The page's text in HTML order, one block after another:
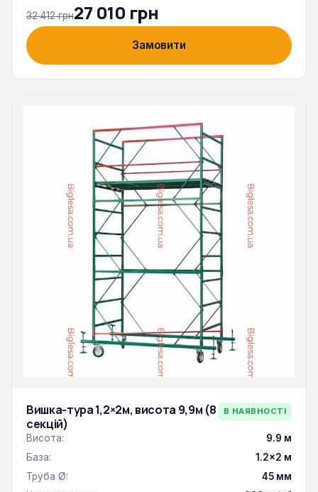
32 412 грн27 010 грн
Замовити
Вишка-тура 1,2×2м, висота 9,9м (8
секцій)
В НАЯВНОСТІ
Висота:
9.9 м
База:
1.2×2 м
Труба Ø:
45 мм